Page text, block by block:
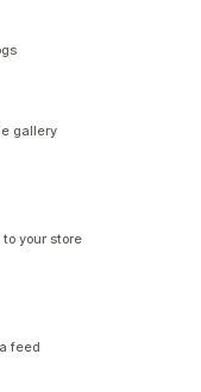
gallery
your store
feed